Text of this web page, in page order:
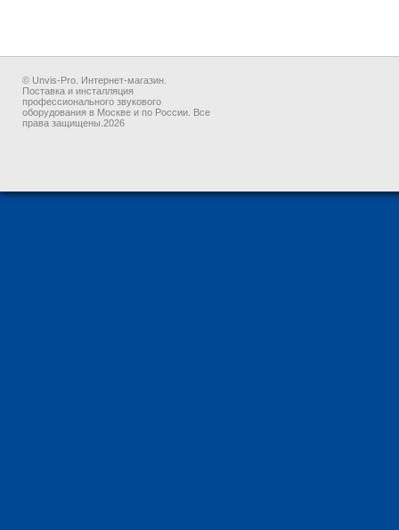
© Unvis-Pro. Интернет-магазин.
Поставка и инсталляция
профессионального звукового
оборудования в Москве и по России. Все
права защищены.2026